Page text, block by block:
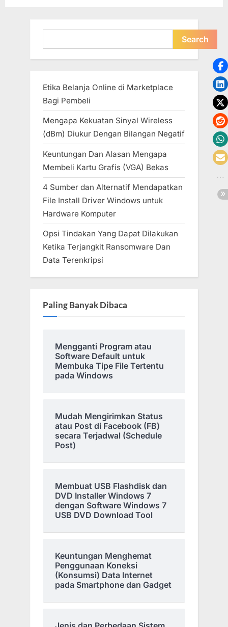
Search
Etika Belanja Online di Marketplace
Bagi Pembeli
Mengapa Kekuatan Sinyal Wireless
(dBm) Diukur Dengan Bilangan Negatif
Keuntungan Dan Alasan Mengapa
Membeli Kartu Grafis (VGA) Bekas
4 Sumber dan Alternatif Mendapatkan
File Install Driver Windows untuk
Hardware Komputer
Opsi Tindakan Yang Dapat Dilakukan
Ketika Terjangkit Ransomware Dan
Data Terenkripsi
Paling Banyak Dibaca
Mengganti Program atau
Software Default untuk
Membuka Tipe File Tertentu
pada Windows
Mudah Mengirimkan Status
atau Post di Facebook (FB)
secara Terjadwal (Schedule
Post)
Membuat USB Flashdisk dan
DVD Installer Windows 7
dengan Software Windows 7
USB DVD Download Tool
Keuntungan Menghemat
Penggunaan Koneksi
(Konsumsi) Data Internet
pada Smartphone dan Gadget